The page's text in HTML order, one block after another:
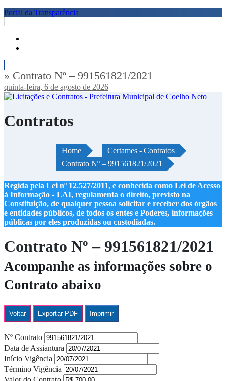
Portal da Transparência
» Contrato Nº – 991561821/2021
quinta-feira, 6 de agosto de 2026
Contratos
Home
Certames - Contratos
Contrato Nº – 991561821/2021
Regida pela Lei nº 12.527/2011, e conhecida como Lei de Acesso
à Informação - LAI, regulamenta o direito, previsto na
Constituição, de qualquer pessoa solicitar e receber dos órgãos
e entidades públicos, de todos os entes e Poderes, informações
públicas por eles produzidas ou custodiadas.
Contrato Nº – 991561821/2021
Acompanhe as informações sobre o
Contrato abaixo
Voltar Exportar PDF Imprimir
Nº Contrato
Data de Assiantura
Início Vigência
Término Vigência